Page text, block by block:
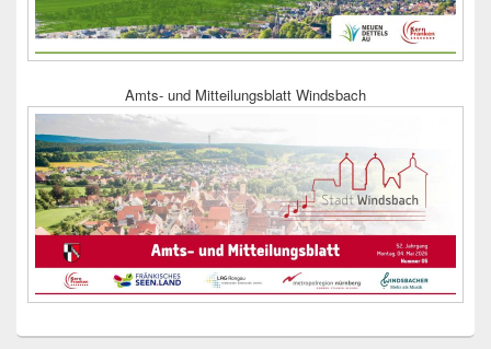
Amts- und Mitteilungsblatt Windsbach